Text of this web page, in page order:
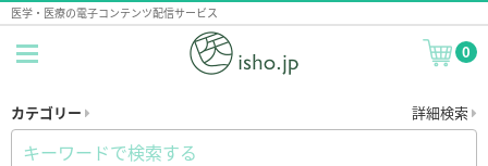
医学・医療の電子コンテンツ配信サービス
0
カテゴリー 詳細検索